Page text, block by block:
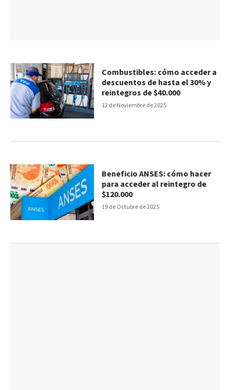
12 de Noviembre de 2025
Combustibles: cómo acceder a
descuentos de hasta el 30% y
reintegros de $40.000
19 de Octubre de 2025
Beneficio ANSES: cómo hacer
para acceder al reintegro de
$120.000